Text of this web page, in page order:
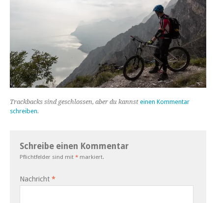
Trackbacks sind geschlossen, aber du kannst einen Kommentar
schreiben.
Schreibe einen Kommentar
Pflichtfelder sind mit * markiert.
Nachricht *